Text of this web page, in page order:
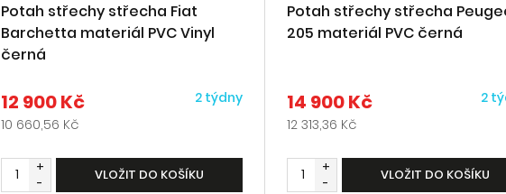
Potah střechy střecha Fiat
Barchetta materiál PVC Vinyl
černá
12 900 Kč
10 660,56 Kč
2 týdny
+
-
VLOŽIT DO KOŠÍKU
Potah střechy střecha
205 materiál PVC černá
14 900 Kč
12 313,36 Kč
2
+
-
VLOŽIT DO KOŠÍKU